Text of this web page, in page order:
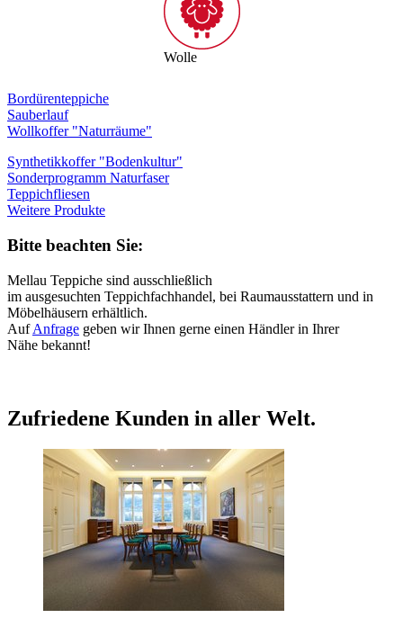
Wolle
Bordürenteppiche
Sauberlauf
Wollkoffer "Naturräume"
Synthetikkoffer "Bodenkultur"
Sonderprogramm Naturfaser
Teppichfliesen
Weitere Produkte
Bitte beachten Sie:
Mellau Teppiche sind ausschließlich
im ausgesuchten Teppichfachhandel, bei Raumausstattern und in
Möbelhäusern erhältlich.
AufAnfrage geben wir Ihnen gerne einen Händler in Ihrer
Nähe bekannt!
Zufriedene Kunden in aller Welt.